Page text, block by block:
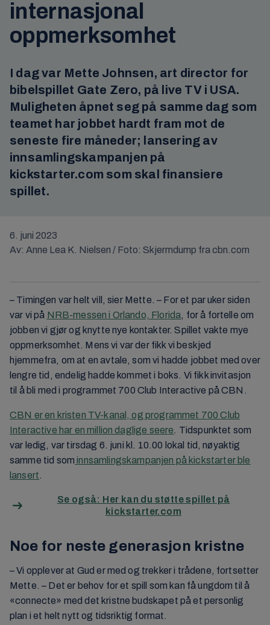
internasjonal
oppmerksomhet
I dag var Mette Johnsen, art director for
bibelspillet Gate Zero, på live TV i USA.
Muligheten åpnet seg på samme dag som
teamet har jobbet hardt fram mot de
seneste fire måneder; lansering av
innsamlingskampanjen på
kickstarter.com som skal finansiere
spillet.
6. juni 2023
Av: Anne Lea K. Nielsen / Foto: Skjermdump fra cbn.com
– Timingen var helt vill, sier Mette. – For et par uker siden
var vi på NRB-messen i Orlando, Florida, for å fortelle om
jobben vi gjør og knytte nye kontakter. Spillet vakte mye
oppmerksomhet. Mens vi var der fikk vi beskjed
hjemmefra, om at en avtale, som vi hadde jobbet med over
lengre tid, endelig hadde kommet i boks. Vi fikk invitasjon
til å bli med i programmet 700 Club Interactive på CBN.
CBN er en kristen TV-kanal, og programmet 700 Club
Interactive har en million daglige seere. Tidspunktet som
var ledig, var tirsdag 6. juni kl. 10.00 lokal tid, nøyaktig
samme tid som innsamlingskampanjen på kickstarter ble
lansert.
Se også: Her kan du støtte spillet på
kickstarter.com
Noe for neste generasjon kristne
– Vi opplever at Gud er med og trekker i trådene, fortsetter
Mette. – Det er behov for et spill som kan få ungdom til å
«connecte» med det kristne budskapet på et personlig
plan i et helt nytt og tidsriktig format.